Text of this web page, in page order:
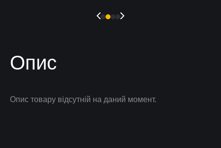
Опис
Опис товару відсутній на даний момент.